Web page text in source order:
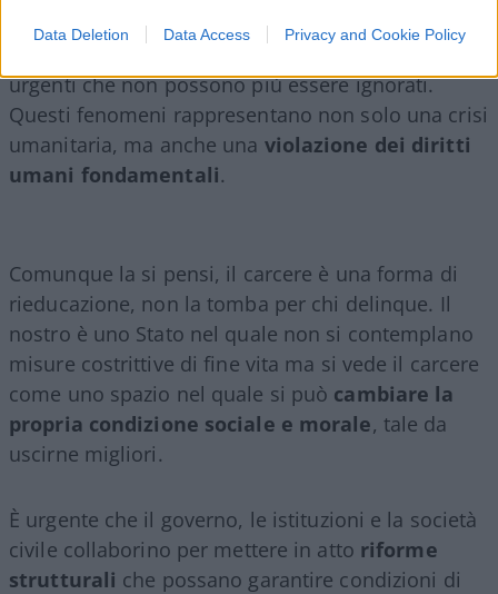
Data Deletion Data Access Privacy and Cookie Policy
Il sovraffollamento delle carceri italiane e il
urgenti che non possono più essere ignorati.
Questi fenomeni rappresentano non solo una crisi
umanitaria, ma anche una violazione dei diritti
umani fondamentali.
Comunque la si pensi, il carcere è una forma di
rieducazione, non la tomba per chi delinque. Il
nostro è uno Stato nel quale non si contemplano
misure costrittive di fine vita ma si vede il carcere
come uno spazio nel quale si può cambiare la
propria condizione sociale e morale, tale da
uscirne migliori.
È urgente che il governo, le istituzioni e la società
civile collaborino per mettere in atto riforme
strutturali che possano garantire condizioni di